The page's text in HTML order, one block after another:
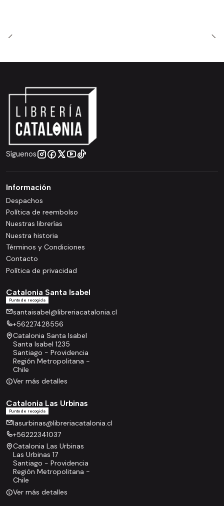
Síguenos
Información
Despachos
Política de reembolso
Nuestras librerías
Nuestra historia
Términos y Condiciones
Contacto
Política de privacidad
Catalonia Santa Isabel
Punto de recogida
santaisabel@libreriacatalonia.cl
+56227428556
Catalonia Santa Isabel
Santa Isabel 1235
Santiago - Providencia
Región Metropolitana -
Chile
Ver más detalles
Catalonia Las Urbinas
Punto de recogida
lasurbinas@libreriacatalonia.cl
+56222341037
Catalonia Las Urbinas
Las Urbinas 17
Santiago - Providencia
Región Metropolitana -
Chile
Ver más detalles